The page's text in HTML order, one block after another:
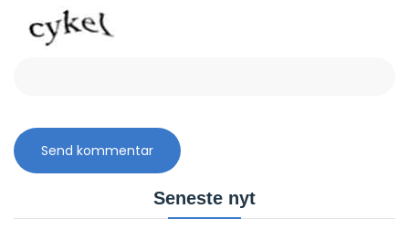
Seneste nyt